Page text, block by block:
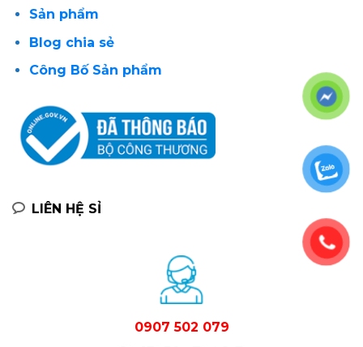
Sản phẩm
Blog chia sẻ
Công Bố Sản phẩm
LIÊN HỆ SỈ
0907 502 079